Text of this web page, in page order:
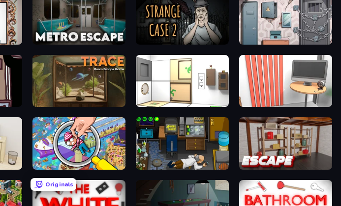
Metro Escape Escape Room: Strange Case 2 Cube Stories: Escape
TRACE Puzzle Room Escape Computer Office Escape
Seek & Find - Hidden Object Game Foreign Creature Kitchen Escape
Originals